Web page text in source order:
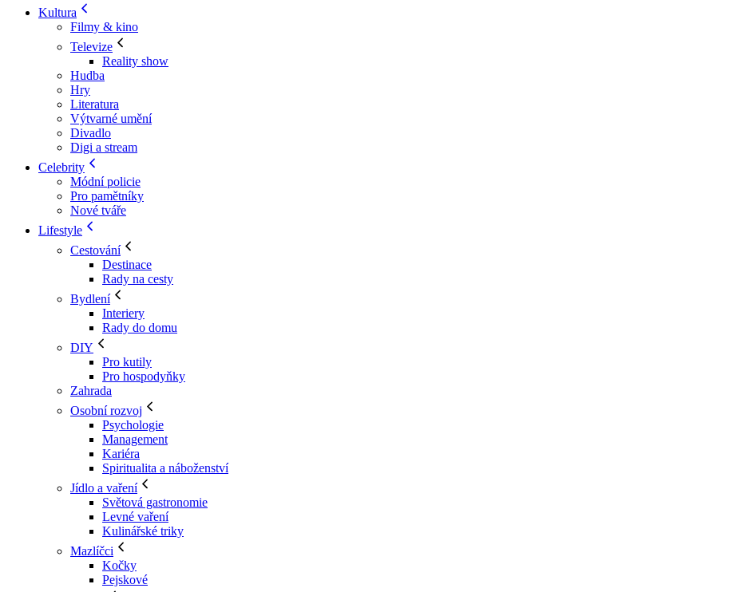
Kultura
Filmy & kino
Televize
Reality show
Hudba
Hry
Literatura
Výtvarné umění
Divadlo
Digi a stream
Celebrity
Módní policie
Pro pamětníky
Nové tváře
Lifestyle
Cestování
Destinace
Rady na cesty
Bydlení
Interiery
Rady do domu
DIY
Pro kutily
Pro hospodyňky
Zahrada
Osobní rozvoj
Psychologie
Management
Kariéra
Spiritualita a náboženství
Jídlo a vaření
Světová gastronomie
Levné vaření
Kulinářské triky
Mazlíčci
Kočky
Pejskové